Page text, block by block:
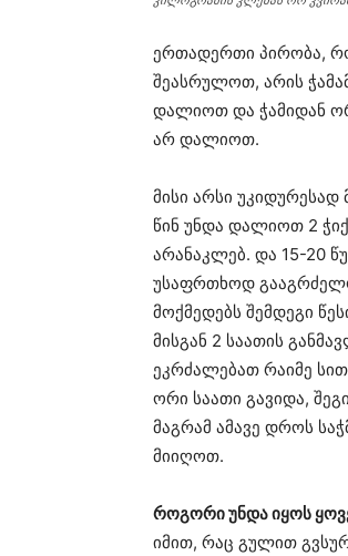
ერთადერთი პირობა,
შეასრულოთ, არის
დალიოთ და ჭამიდან
არ დალიოთ.
მისი არსი უკიდურესად
წინ უნდა დალიოთ 2
არანაკლებ. და 15-20
უსაფრთხოდ
მოქმედებს შემდეგი
მისგან 2 საათის
ეკრძალებათ რაიმე
ორი საათი გავიდა,
მაგრამ ამავე დროს
მიიღოთ.
როგორი უნდა იყოს
იმით, რაც გულით